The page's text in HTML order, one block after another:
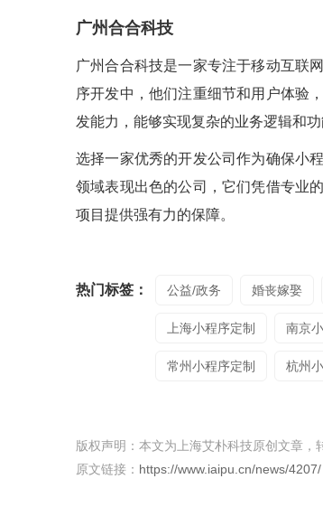
广州合合科技
广州合合科技是一家专注于移动互联
序开发中，他们注重细节和用户体验
发能力，能够实现复杂的业务逻辑和
选择一家优秀的开发公司作为确保小
领域表现出色的公司，它们凭借专业
项目提供强有力的保障。
热门标签： 公益/政务 婚丧嫁娶
上海小程序定制 南京
常州小程序定制 杭州
版权声明：本文为上海艾朴科技原创文章，
原文链接： https://www.iaipu.cn/news/4207/